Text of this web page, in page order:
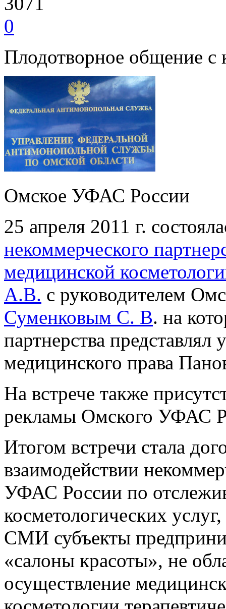
0
Плодотворное общение
Омское УФАС России
25 апреля 2011 г.
некоммерческого
медицинской
А.В. с руководителем
Суменковым С. В. на
партнерства
медицинского права
На встрече также
рекламы Омского УФАС
Итогом встречи стала
взаимодействии
УФАС России по
косметологических
СМИ субъекты
«салоны красоты», не
осуществление